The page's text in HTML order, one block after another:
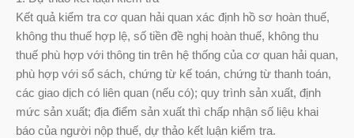
Kết quả kiểm tra cơ quan hải quan xác định hồ sơ hoàn thuế,
không thu thuế hợp lệ, số tiền đề nghị hoàn thuế, không thu
thuế phù hợp với thông tin trên hệ thống của cơ quan hải quan,
phù hợp với sổ sách, chứng từ kế toán, chứng từ thanh toán,
các giao dịch có liên quan (nếu có); quy trình sản xuất, định
mức sản xuất; địa điểm sản xuất thì chấp nhận số liệu khai
báo của người nộp thuế, dự thảo kết luận kiểm tra.